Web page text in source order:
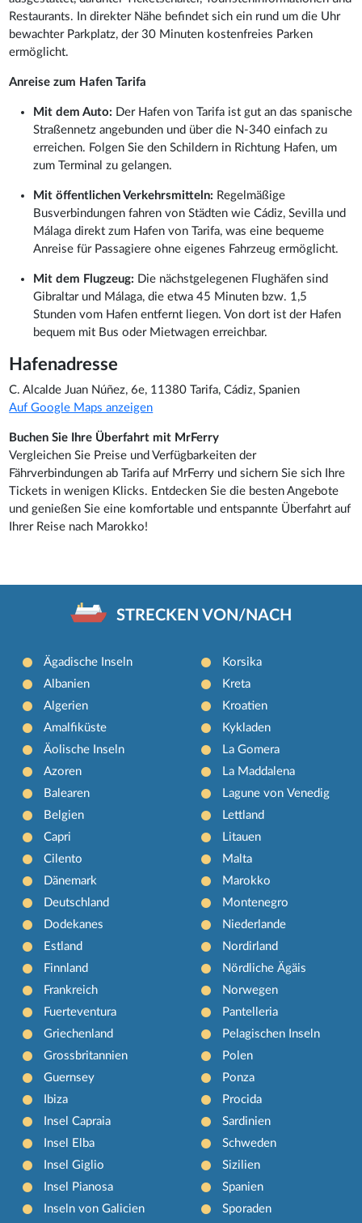
Restaurants. In direkter Nähe befindet sich ein rund um die Uhr
bewachter Parkplatz, der 30 Minuten kostenfreies Parken
ermöglicht.
Anreise zum Hafen Tarifa
Mit dem Auto: Der Hafen von Tarifa ist gut an das spanische
Straßennetz angebunden und über die N-340 einfach zu
erreichen. Folgen Sie den Schildern in Richtung Hafen, um
zum Terminal zu gelangen.
Mit öffentlichen Verkehrsmitteln: Regelmäßige
Busverbindungen fahren von Städten wie Cádiz, Sevilla und
Málaga direkt zum Hafen von Tarifa, was eine bequeme
Anreise für Passagiere ohne eigenes Fahrzeug ermöglicht.
Mit dem Flugzeug: Die nächstgelegenen Flughäfen sind
Gibraltar und Málaga, die etwa 45 Minuten bzw. 1,5
Stunden vom Hafen entfernt liegen. Von dort ist der Hafen
bequem mit Bus oder Mietwagen erreichbar.
Hafenadresse
C. Alcalde Juan Núñez, 6e, 11380 Tarifa, Cádiz, Spanien
Auf Google Maps anzeigen
Buchen Sie Ihre Überfahrt mit MrFerry
Vergleichen Sie Preise und Verfügbarkeiten der
Fährverbindungen ab Tarifa auf MrFerry und sichern Sie sich Ihre
Tickets in wenigen Klicks. Entdecken Sie die besten Angebote
und genießen Sie eine komfortable und entspannte Überfahrt auf
Ihrer Reise nach Marokko!
STRECKEN VON/NACH
Ägadische Inseln
Albanien
Algerien
Amalfiküste
Äolische Inseln
Azoren
Balearen
Belgien
Capri
Cilento
Dänemark
Deutschland
Dodekanes
Estland
Finnland
Frankreich
Fuerteventura
Griechenland
Grossbritannien
Guernsey
Ibiza
Insel Capraia
Insel Elba
Insel Giglio
Insel Pianosa
Inseln von Galicien
Korsika
Kreta
Kroatien
Kykladen
La Gomera
La Maddalena
Lagune von Venedig
Lettland
Litauen
Malta
Marokko
Montenegro
Niederlande
Nordirland
Nördliche Ägäis
Norwegen
Pantelleria
Pelagischen Inseln
Polen
Ponza
Procida
Sardinien
Schweden
Sizilien
Spanien
Sporaden